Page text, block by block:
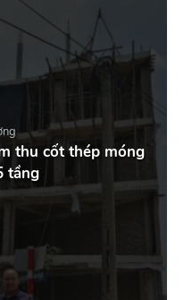
thu cốt thép móng
tầng